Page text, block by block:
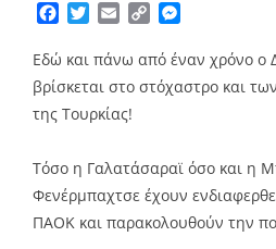
Facebook
TwitterEmailCopy
Εδώ και πάνω από έναν χρόνο ο
βρίσκεται στο στόχαστρο και
της Τουρκίας!
Τόσο η Γαλατάσαραϊ όσο και η
Φενέρμπαχτσε έχουν
ΠΑΟΚ και παρακολουθούν την